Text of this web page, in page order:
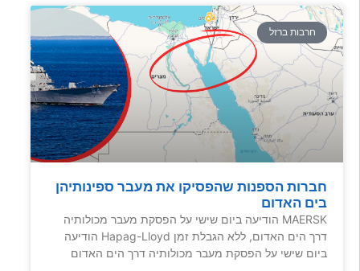
חרבות ברזל
חברות הספנות שהפסיקו את מעבר ספינותיהן
בים האדום
MAERSK הודיעה ביום שישי על הפסקת מעבר מכולותיה
דרך הים האדום, ללא הגבלת זמן Hapag-Lloyd הודיעה
ביום שישי על הפסקת מעבר מכולותיה דרך הים האדום